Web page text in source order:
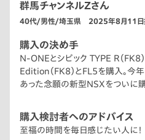
群馬チャンネルZさん
40代/男性/埼玉県 2025年8月11日
購入の決め手
N-ONEとシビック TYPE R（FK8
Edition（FK8）とFL5を購入。今
あった念願の新型NSXをついに購
購入検討者へのアドバイス
至福の時間を毎日感じたい人に！